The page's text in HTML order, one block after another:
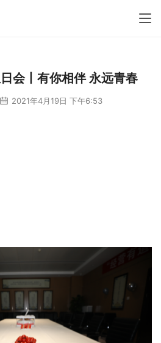
会丨有你相伴 永远青春
2021年4月19日 下午6:53